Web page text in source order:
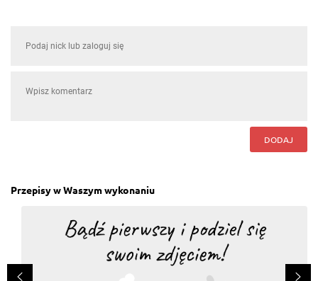
DODAJ
Przepisy w Waszym wykonaniu